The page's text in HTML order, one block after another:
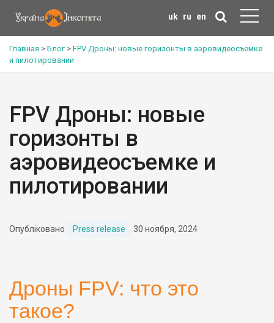
uk ru en
Главная > Блог> FPV Дроны: новые горизонты в аэровидеосъемке
и пилотировании
FPV Дроны: новые
горизонты в
аэровидеосъемке и
пилотировании
Опубліковано Press release 30 ноября, 2024
Дроны FPV: что это
такое?